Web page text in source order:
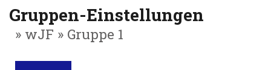
Gruppen-Einstellungen
» wJF » Gruppe 1